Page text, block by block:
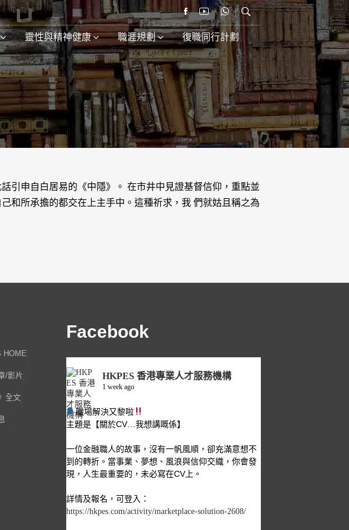
靈性與精神健康 職涯規劃 復職同行計劃
引申自白居易的《中隱》。 在市井中見證基督信仰，重點並
和所承擔的都交在上主手中。這種祈求，我 們就姑且稱之為
HOME
/影片
全文
Facebook
HKPES 香港專業人才服務機構
1 week ago
職場解決又黎啦
主題是【關於CV…我想講嘅係】
一位金融職人的故事，沒有一帆風順，卻充滿意想不
到的轉折。當事業、夢想、風浪與信仰交織，你會發
現，人生最重要的，未必寫在CV上。
詳情及報名，可登入：
https://hkpes.com/activity/marketplace-solution-2608/